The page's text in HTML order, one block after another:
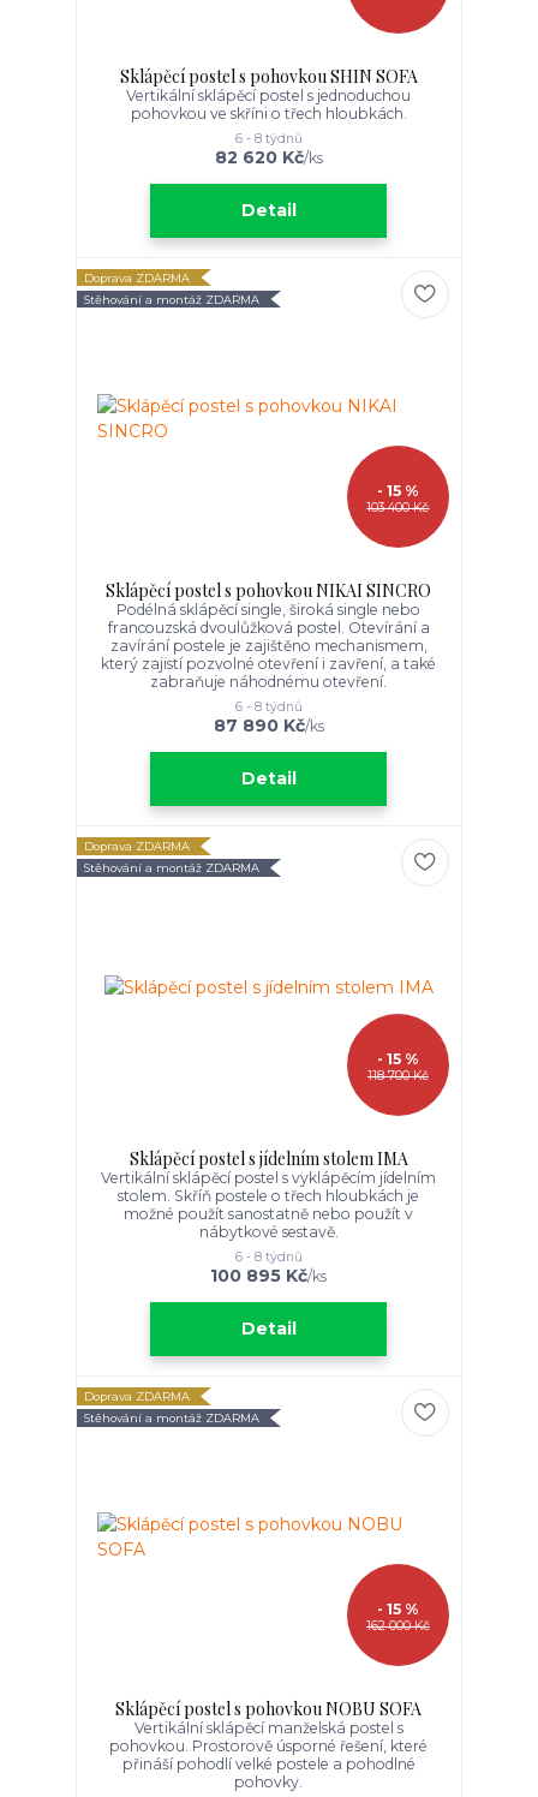
Sklápěcí postel s pohovkou SHIN SOFA
Vertikální sklápěcí postel s jednoduchou
pohovkou ve skříni o třech hloubkách.
82 620 Kč/ks
6 - 8 týdnů
Detail
Doprava ZDARMA
Stěhování a montáž ZDARMA
103 400 Kč
- 15 %
Sklápěcí postel s pohovkou NIKAI SINCRO
Podélná sklápěcí single, široká single nebo
francouzská dvoulůžková postel. Otevírání a
zavírání postele je zajištěno mechanismem,
který zajistí pozvolné otevření i zavření, a také
zabraňuje náhodnému otevření.
87 890 Kč/ks
6 - 8 týdnů
Detail
Doprava ZDARMA
Stěhování a montáž ZDARMA
118 700 Kč
- 15 %
Sklápěcí postel s jídelním stolem IMA
Vertikální sklápěcí postel s vyklápěcím jídelním
stolem. Skříň postele o třech hloubkách je
možné použít sanostatně nebo použít v
nábytkové sestavě.
100 895 Kč/ks
6 - 8 týdnů
Detail
Doprava ZDARMA
Stěhování a montáž ZDARMA
162 000 Kč
- 15 %
Sklápěcí postel s pohovkou NOBU SOFA
Vertikální sklápěcí manželská postel s
pohovkou. Prostorově úsporné řešení, které
přináší pohodlí velké postele a pohodlné
pohovky.